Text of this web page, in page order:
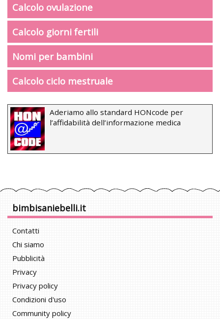
Calcolo ovulazione
Calcolo giorni fertili
Nomi per bambini
Calcolo ciclo mestruale
Aderiamo allo standard HONcode per
l’affidabilità dell’informazione medica
bimbisaniebelli.it
Contatti
Chi siamo
Pubblicità
Privacy
Privacy policy
Condizioni d'uso
Community policy